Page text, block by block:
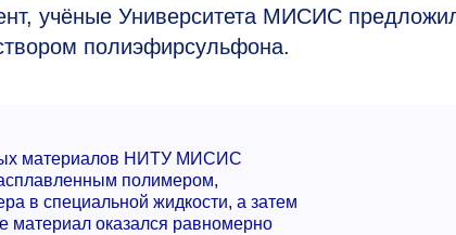
учёные Университета МИСИС
полиэфирсульфона.
материалов НИТУ МИСИС
полимером,
в специальной жидкости, а затем
материал оказался равномерно